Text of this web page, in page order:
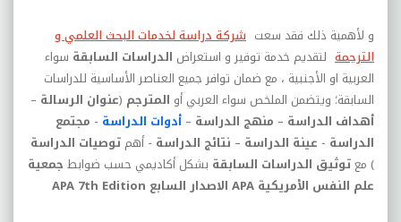
و لأهمية ذلك فقد سعت شركة دراسة لخدمات البحث العلمي و
الترجمة لتقديم خدمة توفير و استعراض الدراسات السابقة سواء
العربية او الأجنبية ، مع ضمان توافر جميع العناصر الأساسية للدراسات
السابقة؛ ويتضمن الملخص سواء العربي أو المترجم (عنوان الرسالة –
أهداف الدراسة – منهج الدراسة – أدوات الدراسة - مجتمع
الدراسة - عينة الدراسة – نتائج الدراسة - أهم توصيات الدراسة
) معتوثيق الدراسات السابقة بشكل أكاديمي حسب ضوابط جمعية
علم النفس الأمريكية APA الاصدار السابع APA 7th Edition